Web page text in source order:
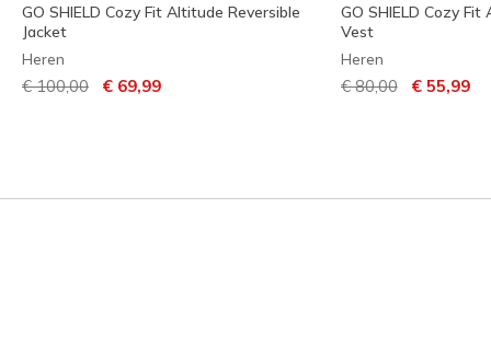
GO SHIELD Cozy Fit Altitude Reversible
Jacket
Heren
Prijs verlaagd van
€ 100,00 naar
€ 69,99
GO SHIELD Cozy
Vest
Heren
Prijs verlaagd van
€ 80,00naar
€ 55,99